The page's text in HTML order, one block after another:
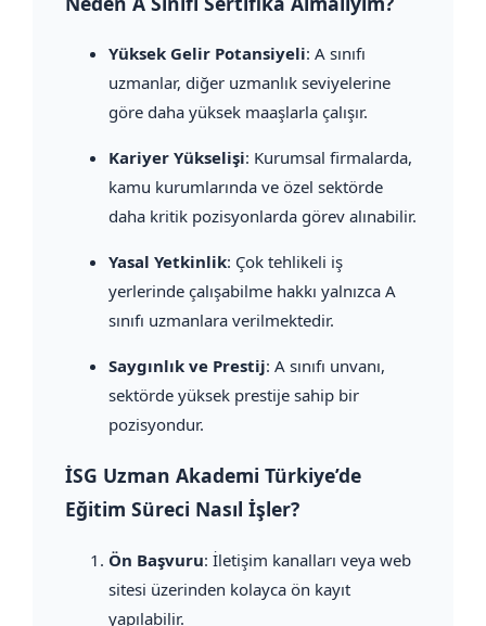
Yüksek Gelir Potansiyeli: A sınıfı
uzmanlar, diğer uzmanlık seviyelerine
göre daha yüksek maaşlarla çalışır.
Kariyer Yükselişi: Kurumsal firmalarda,
kamu kurumlarında ve özel sektörde
daha kritik pozisyonlarda görev alınabilir.
Yasal Yetkinlik: Çok tehlikeli iş
yerlerinde çalışabilme hakkı yalnızca A
sınıfı uzmanlara verilmektedir.
Saygınlık ve Prestij: A sınıfı unvanı,
sektörde yüksek prestije sahip bir
pozisyondur.
İSG Uzman Akademi Türkiye’de
Eğitim Süreci Nasıl İşler?
Ön Başvuru: İletişim kanalları veya web
sitesi üzerinden kolayca ön kayıt
yapılabilir.